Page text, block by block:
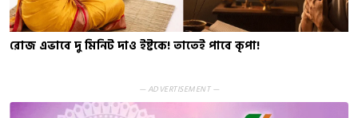
রোজ‌ এভাবে দু মিনিট দাও ইষ্টকে! তাতেই পাবে কৃপা!
— ADVERTISEMENT —